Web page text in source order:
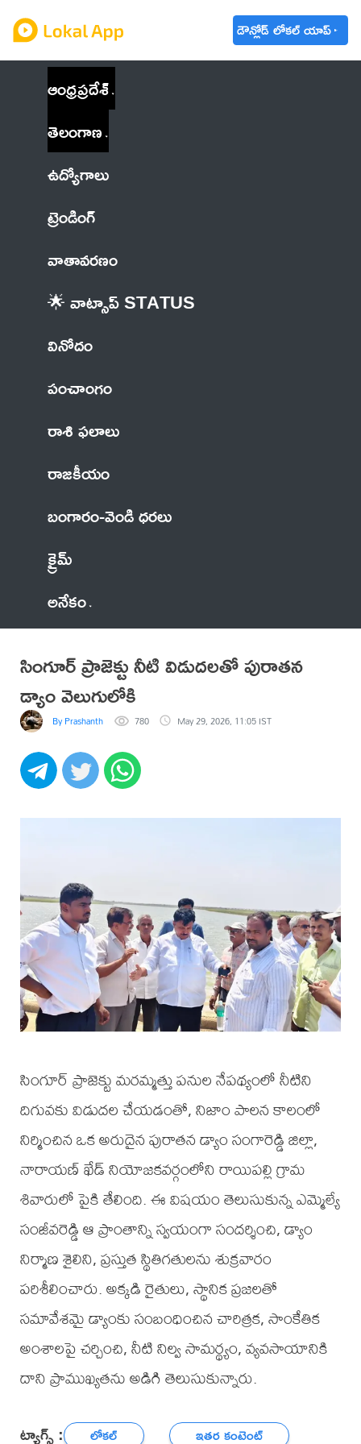
డౌన్లోడ్ లోకల్ యాప్
ఆంధ్రప్రదేశ్
తెలంగాణ
ఉద్యోగాలు
ట్రెండింగ్
వాతావరణం
🌟 వాట్సాప్ STATUS
వినోదం
పంచాంగం
రాశి ఫలాలు
రాజకీయం
బంగారం-వెండి ధరలు
క్రైమ్
అనేకం
సింగూర్ ప్రాజెక్టు నీటి విడుదలతో పురాతన
డ్యాం వెలుగులోకి
By Prashanth 780 May 29, 2026, 11:05 IST
సింగూర్ ప్రాజెక్టు మరమ్మత్తు పనుల నేపథ్యంలో నీటిని
దిగువకు విడుదల చేయడంతో, నిజాం పాలన కాలంలో
నిర్మించిన ఒక అరుదైన పురాతన డ్యాం సంగారెడ్డి జిల్లా,
నారాయణ్ ఖేడ్ నియోజకవర్గంలోని రాయిపల్లి గ్రామ
శివారులో పైకి తేలింది. ఈ విషయం తెలుసుకున్న ఎమ్మెల్యే
సంజీవరెడ్డి ఆ ప్రాంతాన్ని స్వయంగా సందర్శించి, డ్యాం
నిర్మాణ శైలిని, ప్రస్తుత స్థితిగతులను శుక్రవారం
పరిశీలించారు. అక్కడి రైతులు, స్థానిక ప్రజలతో
సమావేశమై డ్యాంకు సంబంధించిన చారిత్రక, సాంకేతిక
అంశాలపై చర్చించి, నీటి నిల్వ సామర్థ్యం, వ్యవసాయానికి
దాని ప్రాముఖ్యతను అడిగి తెలుసుకున్నారు.
ట్యాగ్స్ : లోకల్ ఇతర కంటెంట్